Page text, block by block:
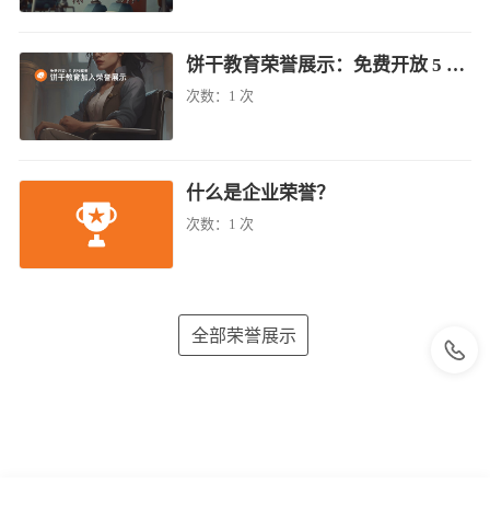
饼干教育荣誉展示：免费开放 5 名残疾者
次数： 1 次
什么是企业荣誉？
次数： 1 次
全部荣誉展示